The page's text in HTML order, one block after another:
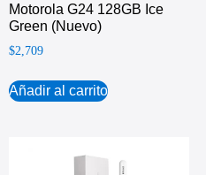
Motorola G24 128GB Ice
Green (Nuevo)
$2,709
Añadir al carrito